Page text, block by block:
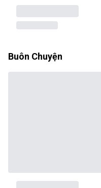
Buôn Chuyện